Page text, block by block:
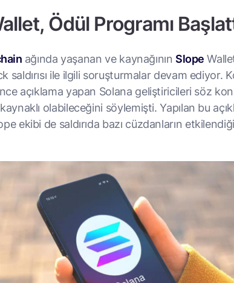
Ödül Programı
ağında yaşanan ve kaynağınınSlope
saldırısı ile ilgili soruşturmalar devam ediyor.
açıklama yapan Solana geliştiricileri söz
olabileceğini söylemişti. Yapılan bu
ekibi de saldırıda bazı cüzdanların